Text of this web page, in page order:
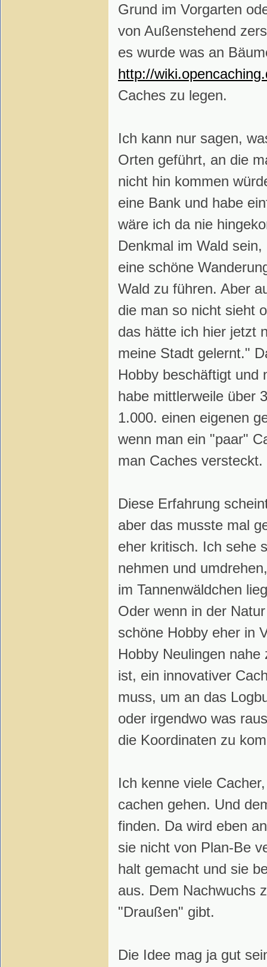
Grund im Vorgarten
von Außenstehend
es wurde was an
http://
Caches zu legen.
Ich kann nur sagen,
Orten geführt, an die
nicht hin kommen
eine Bank und habe
wäre ich da nie
Denkmal im Wald
eine schöne
Wald zu führen. Aber
die man so nicht sieht
das hätte ich hier jetzt
meine Stadt gelernt."
Hobby beschäftigt und
habe mittlerweile über
1.000. einen eigenen
wenn man ein "paar"
man Caches versteckt.
Diese Erfahrung
aber das musste mal
eher kritisch. Ich sehe
nehmen und
im Tannenwäldchen
Oder wenn in der
schöne Hobby eher in
Hobby Neulingen
ist, ein innovativer
muss, um an das
oder irgendwo was
die Koordinaten zu
Ich kenne viele
cachen gehen. Und
finden. Da wird eben
sie nicht von Plan-Be
halt gemacht und sie
aus. Dem Nachwuchs
"Draußen" gibt.
Die Idee mag ja gut